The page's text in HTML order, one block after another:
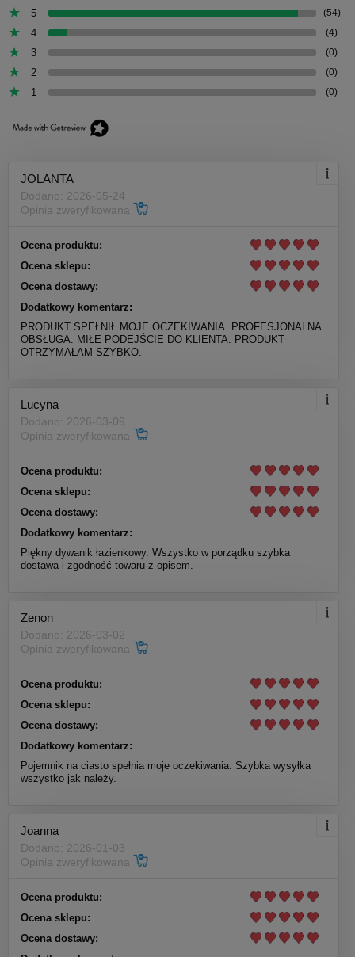
5 (54)
4 (4)
3 (0)
2 (0)
1 (0)
JOLANTA
Dodano: 2026-05-24
Opinia zweryfikowana
Ocena produktu:
Ocena sklepu:
Ocena dostawy:
Dodatkowy komentarz:
PRODUKT SPEŁNIŁ MOJE OCZEKIWANIA. PROFESJONALNA
OBSŁUGA. MIŁE PODEJŚCIE DO KLIENTA. PRODUKT
OTRZYMAŁAM SZYBKO.
Lucyna
Dodano: 2026-03-09
Opinia zweryfikowana
Ocena produktu:
Ocena sklepu:
Ocena dostawy:
Dodatkowy komentarz:
Piękny dywanik łazienkowy. Wszystko w porządku szybka
dostawa i zgodność towaru z opisem.
Zenon
Dodano: 2026-03-02
Opinia zweryfikowana
Ocena produktu:
Ocena sklepu:
Ocena dostawy:
Dodatkowy komentarz:
Pojemnik na ciasto spełnia moje oczekiwania. Szybka wysyłka
wszystko jak należy.
Joanna
Dodano: 2026-01-03
Opinia zweryfikowana
Ocena produktu:
Ocena sklepu:
Ocena dostawy: